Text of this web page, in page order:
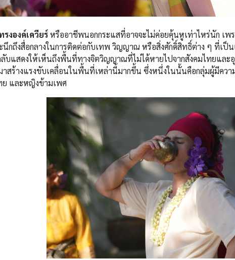
รงองค์เควียร์หรืออาชีพนอกกระแสที่อาจจะไม่ค่อยคุ้นหูเท่าไหร่นัก เพ
นึกถึงสื่อกลางในการติดต่อกับเทพ วิญญาณ หรือสิ่งศักดิ์สิทธิ์ต่าง ๆ ที่เ
ลับแสดงให้เห็นถึงพื้นที่ทางจิตวิญญาณที่ไม่ได้หายไปจากสังคมไทยและ
าสร้างแรงขับเคลื่อนในพื้นที่เหล่านี้มากขึ้น ซึ่งหนึ่งในนั้นคือกลุ่มผู้มีควา
ย และหญิงข้ามเพศ